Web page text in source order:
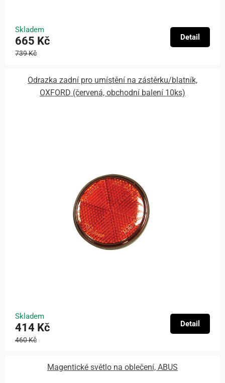
Skladem
665 Kč
739 Kč
Detail
Odrazka zadní pro umístění na zástěrku/blatník,
OXFORD (červená, obchodní balení 10ks)
Skladem
414 Kč
460 Kč
Detail
Magentické světlo na oblečení, ABUS